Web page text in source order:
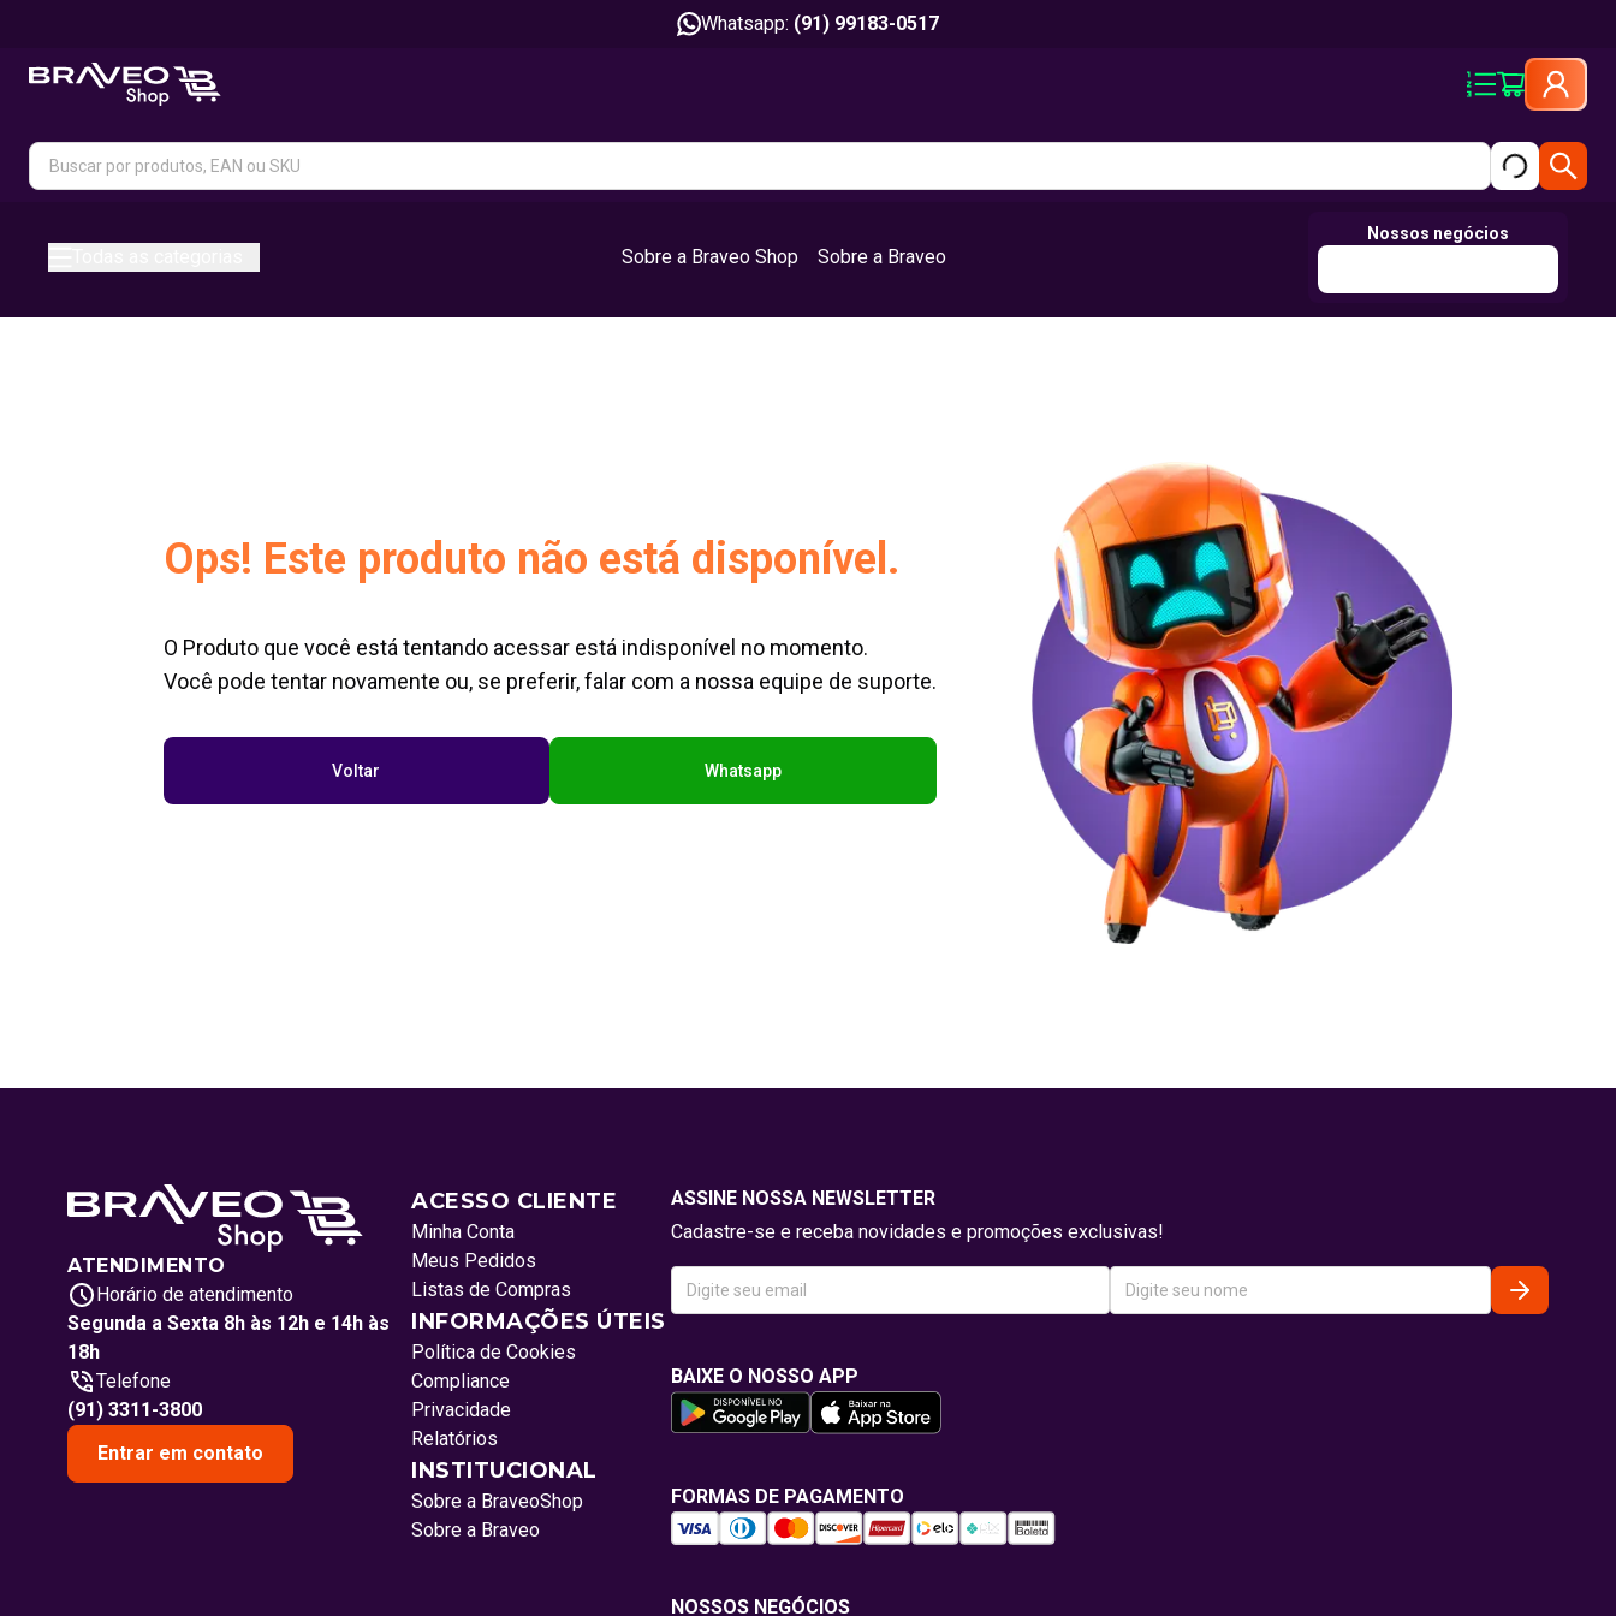
Whatsapp: (91) 99183-0517
Sobre a Braveo Shop Sobre a Braveo
Nossos negócios
Ops! Este produto não está disponível.
O Produto que você está tentando acessar está indisponível no momento.
Você pode tentar novamente ou, se preferir, falar com a nossa equipe de suporte.
Voltar Whatsapp
ATENDIMENTO
Horário de atendimento
Segunda a Sexta 8h às 12h e 14h às
18h
Telefone
(91) 3311-3800
Entrar em contato
ACESSO CLIENTE
Minha Conta
Meus Pedidos
Listas de Compras
INFORMAÇÕES ÚTEIS
Política de Cookies
Compliance
Privacidade
Relatórios
INSTITUCIONAL
Sobre a BraveoShop
Sobre a Braveo
ASSINE NOSSA NEWSLETTER
Cadastre-se e receba novidades e promoções exclusivas!
BAIXE O NOSSO APP
FORMAS DE PAGAMENTO
NOSSOS NEGÓCIOS